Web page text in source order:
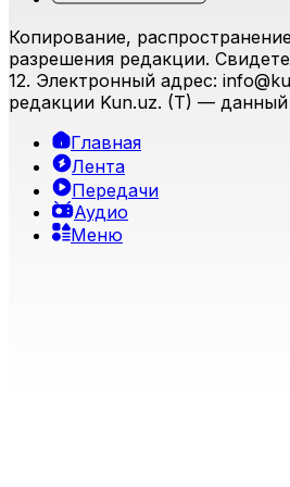
Копирование,
разрешения редакции.
12. Электронный адрес:
редакции Kun.uz. (T) — данный
Главная
Лента
Передачи
Аудио
Меню